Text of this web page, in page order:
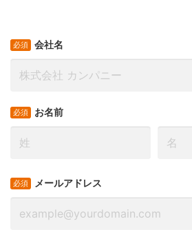
会社名
お名前
メールアドレス